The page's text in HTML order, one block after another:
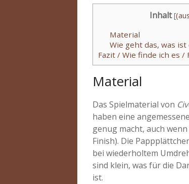
Inhalt [
Material
Wie geht das, was
Fazit / Wie finde ich es
Material
Das Spielmaterial von
haben eine
genug macht, auch
Finish). Die
bei wiederholtem
sind klein, was für die
ist.